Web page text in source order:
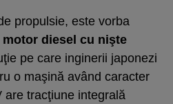
propulsie, este vorba
diesel cu nişte
pe care inginerii japonezi
o maşină având caracter
are tracţiune integrală